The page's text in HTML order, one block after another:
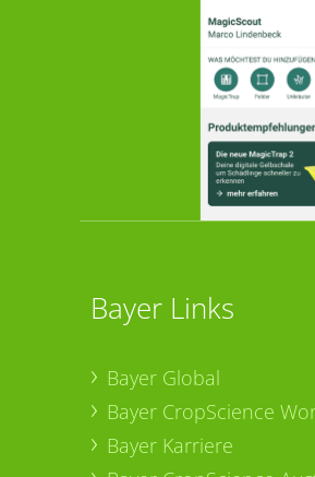
Bayer Links
Bayer Global
Bayer CropScience
Bayer Karriere